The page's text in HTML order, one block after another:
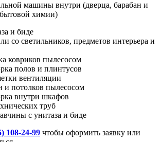
машины внутри (дверца, барабан и
химии)
и биде
со светильников, предметов интерьера и
ковриков пылесосом
полов и плинтусов
вентиляции
и потолков пылесосом
внутри шкафов
труб
с унитаза и биде
108-24-99 чтобы оформить заявку или